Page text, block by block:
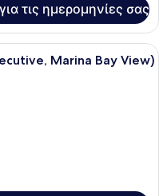
τις ημερομηνίες σας
Δωμάτιο, 1 King Κρεβάτι
Marina Bay View)